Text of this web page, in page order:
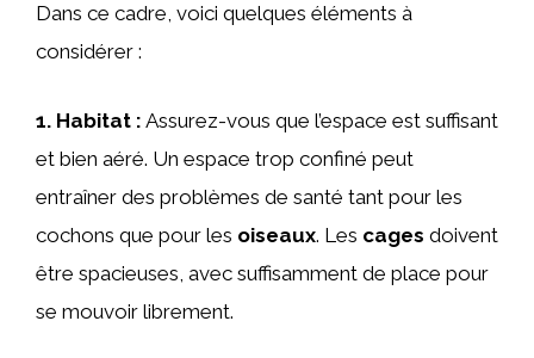
Dans ce cadre, voici quelques éléments à
considérer :
1. Habitat : Assurez-vous que l’espace est suffisant
et bien aéré. Un espace trop confiné peut
entraîner des problèmes de santé tant pour les
cochons que pour les oiseaux. Les cages doivent
être spacieuses, avec suffisamment de place pour
se mouvoir librement.